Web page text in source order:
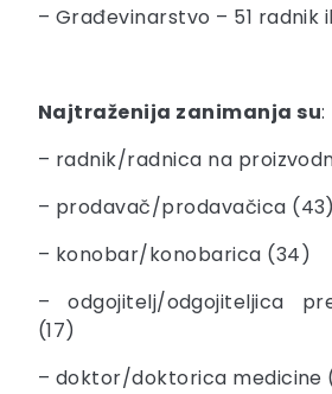
– Građevinarstvo – 51 radnik
Najtraženija zanimanja su:
– radnik/radnica na
– prodavač/prodavačica (43)
– konobar/konobarica (34)
– odgojitelj/odgojiteljica
(17)
– doktor/doktorica medicine